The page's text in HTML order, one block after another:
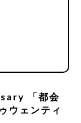
「都会
ウェンティ